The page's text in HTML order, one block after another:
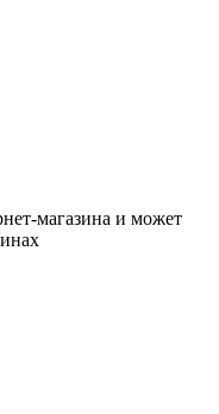
магазина и может